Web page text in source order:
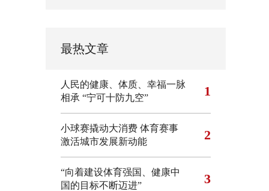
最热文章
人民的健康、体质、幸福一脉
相承 “宁可十防九空” 1
小球赛撬动大消费 体育赛事
激活城市发展新动能
2
“向着建设体育强国、健康中
国的目标不断迈进”
3